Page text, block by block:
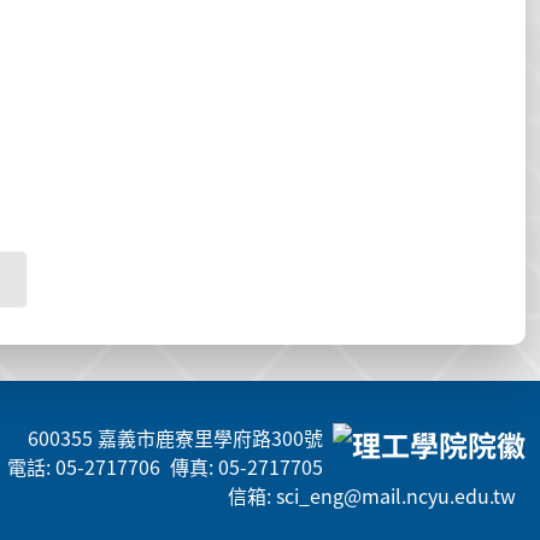
600355 嘉義市鹿寮里學府路300號
電話: 05-2717706 傳真: 05-2717705
信箱: sci_eng@mail.ncyu.edu.tw